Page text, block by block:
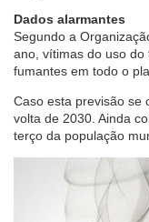
Dados alarmantes
Segundo a
ano, vítimas do uso
fumantes em todo o
Caso esta previsão se
volta de 2030. Ainda
terço da população